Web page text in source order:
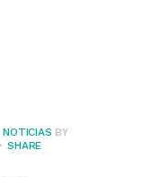
NOTICIAS BY
SHARE